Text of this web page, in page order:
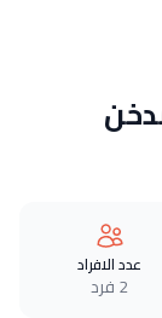
عدد الافراد
2 فرد